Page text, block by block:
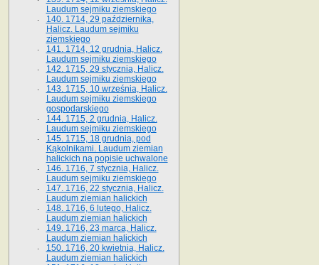
Laudum sejmiku ziemskiego
140. 1714, 29 października,
Halicz. Laudum sejmiku
ziemskiego
141. 1714, 12 grudnia, Halicz.
Laudum sejmiku ziemskiego
142. 1715, 29 stycznia, Halicz.
Laudum sejmiku ziemskiego
143. 1715, 10 września, Halicz.
Laudum sejmiku ziemskiego
gospodarskiego
144. 1715, 2 grudnia, Halicz.
Laudum sejmiku ziemskiego
145. 1715, 18 grudnia, pod
Kąkolnikami. Laudum ziemian
halickich na popisie uchwalone
146. 1716, 7 stycznia, Halicz.
Laudum sejmiku ziemskiego
147. 1716, 22 stycznia, Halicz.
Laudum ziemian halickich
148. 1716, 6 lutego, Halicz.
Laudum ziemian halickich
149. 1716, 23 marca, Halicz.
Laudum ziemian halickich
150. 1716, 20 kwietnia, Halicz.
Laudum ziemian halickich